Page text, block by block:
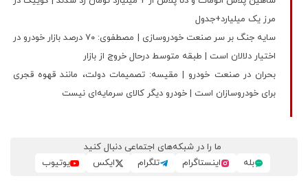
مرز یک میلیارد+جدول
سایه جنگ بر سر صنعت خودروسازی | مصطفوی: ۷۰ درصد بازار خودرو در
اختیار دلالان است | طبقه متوسط درحال خروج از بازار
بحران در صنعت خودرو | مقیسه: تصمیمات دولت، مانند قهوه قجری
برای خودروسازان است | خودرو دیگر کالای سرمایه‌ای نیست
ما را در شبکه‌های اجتماعی دنبال کنید
بله
اینستاگرام تلگرام ایکس یوتیوب